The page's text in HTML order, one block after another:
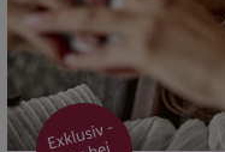
Schaden